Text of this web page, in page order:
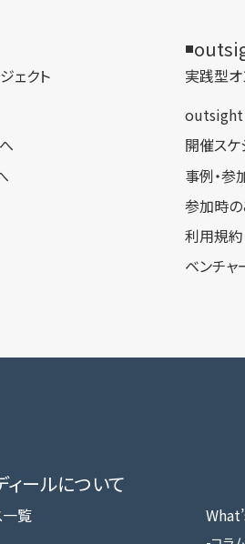
ェクト
実践型オ
outsight
開催ス
事例・参
参加時
利用規約
ベンチ
ールに​ついて
覧